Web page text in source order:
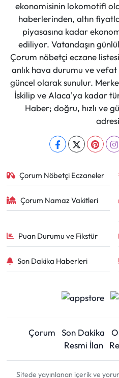
ekonomisinin lokomotifi
haberlerinden, altın
piyasasına kadar
ediliyor. Vatandaşın
Çorum nöbetçi eczane
anlık hava durumu ve
güncel olarak sunulur.
İskilip ve Alaca'ya kadar
Haber; doğru, hızlı ve
Çorum Nöbetçi Eczaneler
Çorum Namaz Vakitleri
Puan Durumu ve Fikstür
Son Dakika Haberleri
Çorum Son Dakika
Resmi İlan
Sitede yayınlanan içerik ve